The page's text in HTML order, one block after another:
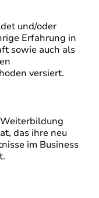
und/oder
Erfahrung in
sowie auch als
versiert.
das ihre neu
im Business